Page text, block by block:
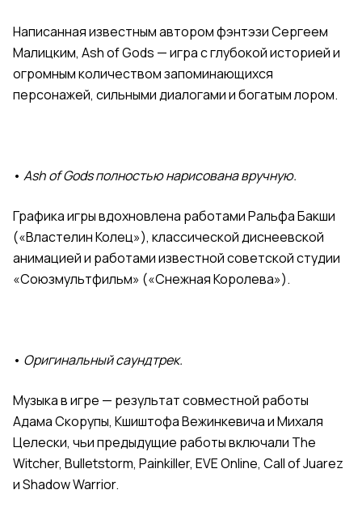
Написанная известным автором фэнтэзи Сергеем
Малицким, Ash of Gods — игра с глубокой историей и
огромным количеством запоминающихся
персонажей, сильными диалогами и богатым лором.
• Ash of Gods полностью нарисована вручную.
Графика игры вдохновлена работами Ральфа Бакши
(«Властелин Колец»), классической диснеевской
анимацией и работами известной советской студии
«Союзмультфильм» («Снежная Королева»).
• Оригинальный саундтрек.
Музыка в игре — результат совместной работы
Адама Скорупы, Кшиштофа Вежинкевича и Михаля
Целески, чьи предыдущие работы включали The
Witcher, Bulletstorm, Painkiller, EVE Online, Call of Juarez
и Shadow Warrior.